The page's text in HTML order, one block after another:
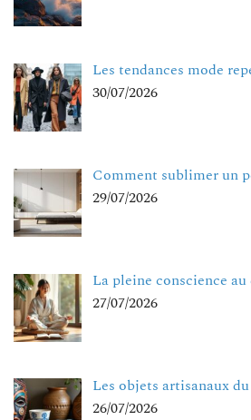
Les tendances mode
30/07/2026
Comment sublimer un
29/07/2026
La pleine conscience
27/07/2026
Les objets artisanaux
26/07/2026